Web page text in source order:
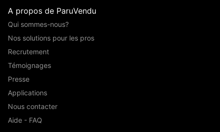
A propos de ParuVendu
Qui sommes-nous?
Nos solutions pour les pros
Recrutement
Témoignages
Presse
Applications
Nous contacter
Aide - FAQ